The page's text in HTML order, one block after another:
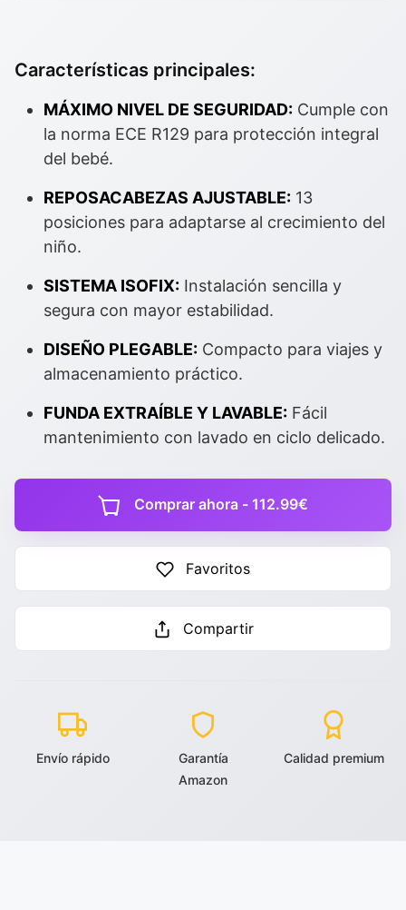
Características principales:
MÁXIMO NIVEL DE SEGURIDAD: Cumple con
la norma ECE R129 para protección integral
del bebé.
REPOSACABEZAS AJUSTABLE: 13
posiciones para adaptarse al crecimiento del
niño.
SISTEMA ISOFIX: Instalación sencilla y
segura con mayor estabilidad.
DISEÑO PLEGABLE: Compacto para viajes y
almacenamiento práctico.
FUNDA EXTRAÍBLE Y LAVABLE: Fácil
mantenimiento con lavado en ciclo delicado.
Comprar ahora - 112.99€
Favoritos
Compartir
Envío rápido
Garantía
Amazon
Calidad premium